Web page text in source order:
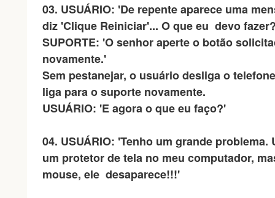
03. USUÁRIO: 'De repente aparece uma
diz 'Clique Reiniciar'... O que eu devo
SUPORTE: 'O senhor aperte o botão
novamente.'
Sem pestanejar, o usuário desliga o
liga para o suporte novamente.
USUÁRIO: 'E agora o que eu faço?'
04. USUÁRIO: 'Tenho um grande
um protetor de tela no meu computador,
mouse, ele desaparece!!!'